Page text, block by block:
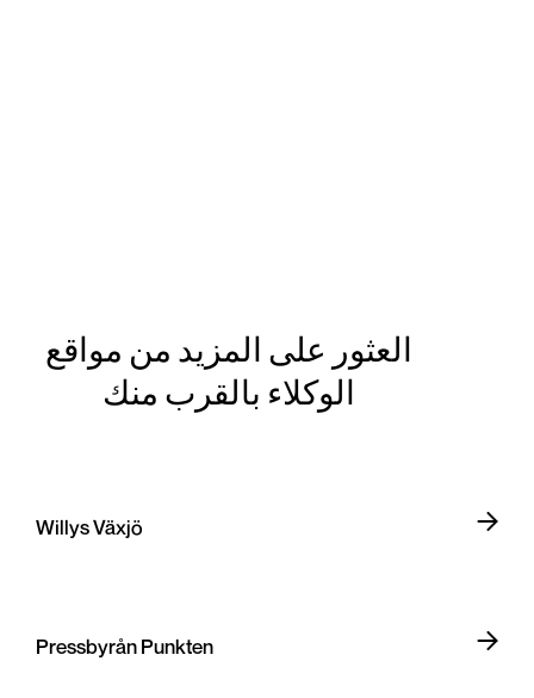
العثور على المزيد من مواقع
الوكلاء بالقرب منك
Willys Växjö
Pressbyrån Punkten